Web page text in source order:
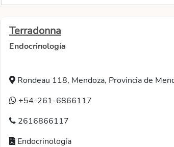
Terradonna
Endocrinología
Rondeau 118, Mendoza, Provincia de
+54-261-6866117
2616866117
Endocrinología